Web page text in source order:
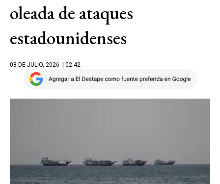
oleada de ataques
estadounidenses
08 DE JULIO, 2026 | 02.42